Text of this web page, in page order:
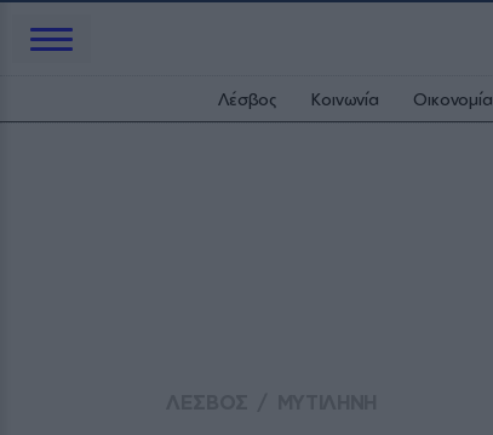
Λέσβος Κοινωνία Οικονομία